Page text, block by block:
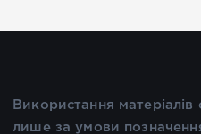
Використання
лише за умови